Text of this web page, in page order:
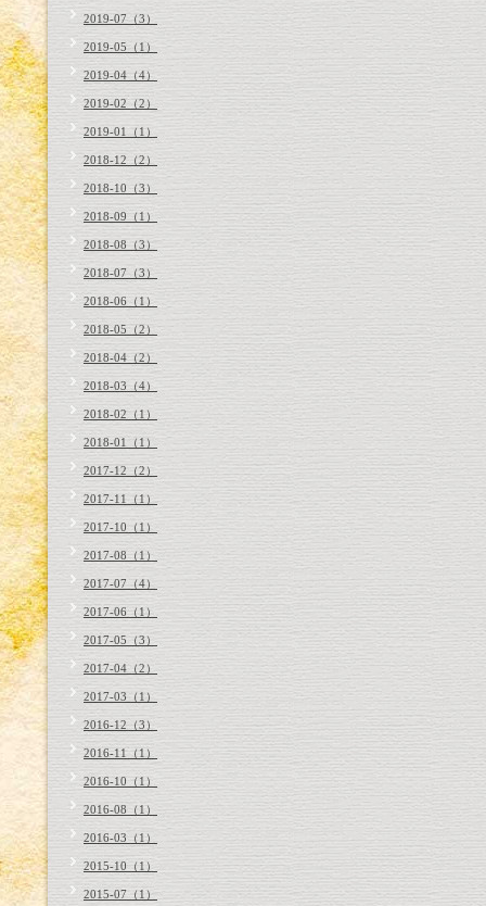
2019-07（3）
2019-05（1）
2019-04（4）
2019-02（2）
2019-01（1）
2018-12（2）
2018-10（3）
2018-09（1）
2018-08（3）
2018-07（3）
2018-06（1）
2018-05（2）
2018-04（2）
2018-03（4）
2018-02（1）
2018-01（1）
2017-12（2）
2017-11（1）
2017-10（1）
2017-08（1）
2017-07（4）
2017-06（1）
2017-05（3）
2017-04（2）
2017-03（1）
2016-12（3）
2016-11（1）
2016-10（1）
2016-08（1）
2016-03（1）
2015-10（1）
2015-07（1）